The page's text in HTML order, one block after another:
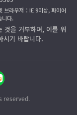
라우저：IE 9이상, 파이어
니다.
것을 거부하며, 이를 위
시기 바랍니다.
reserved.